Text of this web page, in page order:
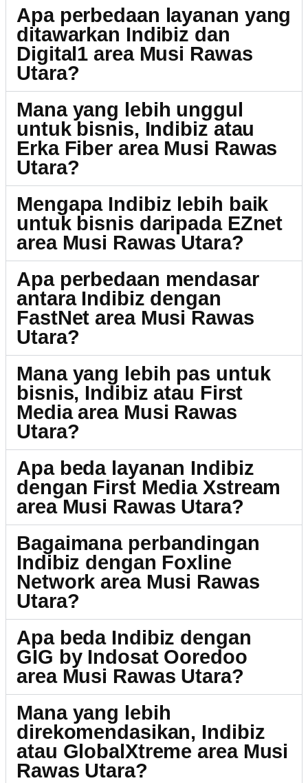
Apa perbedaan layanan yang
ditawarkan Indibiz dan
Digital1 area Musi Rawas
Utara?
Mana yang lebih unggul
untuk bisnis, Indibiz atau
Erka Fiber area Musi Rawas
Utara?
Mengapa Indibiz lebih baik
untuk bisnis daripada EZnet
area Musi Rawas Utara?
Apa perbedaan mendasar
antara Indibiz dengan
FastNet area Musi Rawas
Utara?
Mana yang lebih pas untuk
bisnis, Indibiz atau First
Media area Musi Rawas
Utara?
Apa beda layanan Indibiz
dengan First Media Xstream
area Musi Rawas Utara?
Bagaimana perbandingan
Indibiz dengan Foxline
Network area Musi Rawas
Utara?
Apa beda Indibiz dengan
GIG by Indosat Ooredoo
area Musi Rawas Utara?
Mana yang lebih
direkomendasikan, Indibiz
atau GlobalXtreme area Musi
Rawas Utara?